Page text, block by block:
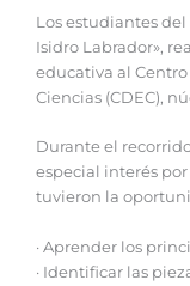
Los estudiantes del
Isidro Labrador»,
educativa al
Ciencias (CDEC),
Durante el
especial interés por
tuvieron la
· Aprender los
· Identificar las